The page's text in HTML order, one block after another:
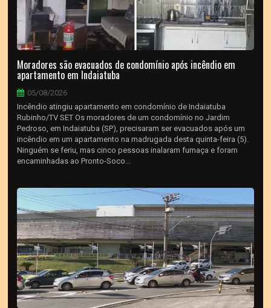
Moradores são evacuados de condomínio após incêndio em
apartamento em Indaiatuba
05/08/2026
Incêndio atingiu apartamento em condomínio de Indaiatuba
Rubinho/TV SET Os moradores de um condomínio no Jardim
Pedroso, em Indaiatuba (SP), precisaram ser evacuados após um
incêndio em um apartamento na madrugada desta quinta-feira (5).
Ninguém se feriu, mas cinco pessoas inalaram fumaça e foram
encaminhadas ao Pronto-Soco...